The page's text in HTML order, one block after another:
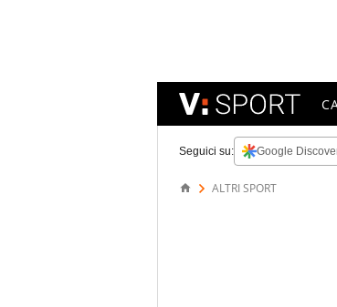
Seguici su: Google
ALTRI SPORT